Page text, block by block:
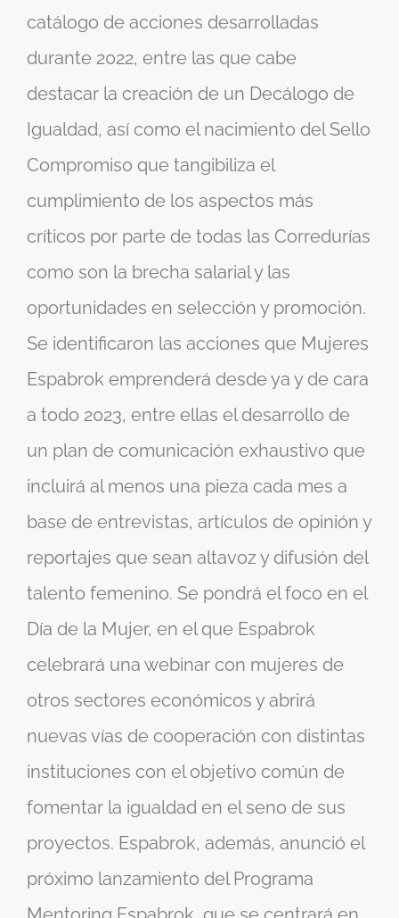
catálogo de acciones desarrolladas
durante 2022, entre las que cabe
destacar la creación de un Decálogo de
Igualdad, así como el nacimiento del Sello
Compromiso que tangibiliza el
cumplimiento de los aspectos más
críticos por parte de todas las Corredurías
como son la brecha salarial y las
oportunidades en selección y promoción.
Se identificaron las acciones que Mujeres
Espabrok emprenderá desde ya y de cara
a todo 2023, entre ellas el desarrollo de
un plan de comunicación exhaustivo que
incluirá al menos una pieza cada mes a
base de entrevistas, artículos de opinión y
reportajes que sean altavoz y difusión del
talento femenino. Se pondrá el foco en el
Día de la Mujer, en el que Espabrok
celebrará una webinar con mujeres de
otros sectores económicos y abrirá
nuevas vías de cooperación con distintas
instituciones con el objetivo común de
fomentar la igualdad en el seno de sus
proyectos. Espabrok, además, anunció el
próximo lanzamiento del Programa